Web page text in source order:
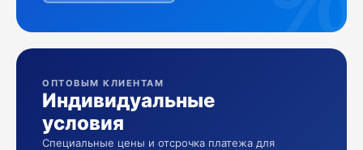
ОПТОВЫМ КЛИЕНТАМ
Индивидуальные
условия
Специальные цены и отсрочка платежа для